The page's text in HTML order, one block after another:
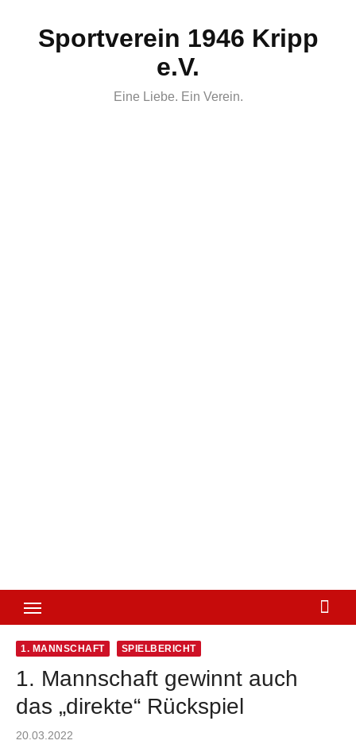
Sportverein 1946 Kripp
e.V.
Eine Liebe. Ein Verein.
1. MANNSCHAFT SPIELBERICHT
1. Mannschaft gewinnt auch
das „direkte“ Rückspiel
Posted
20.03.2022